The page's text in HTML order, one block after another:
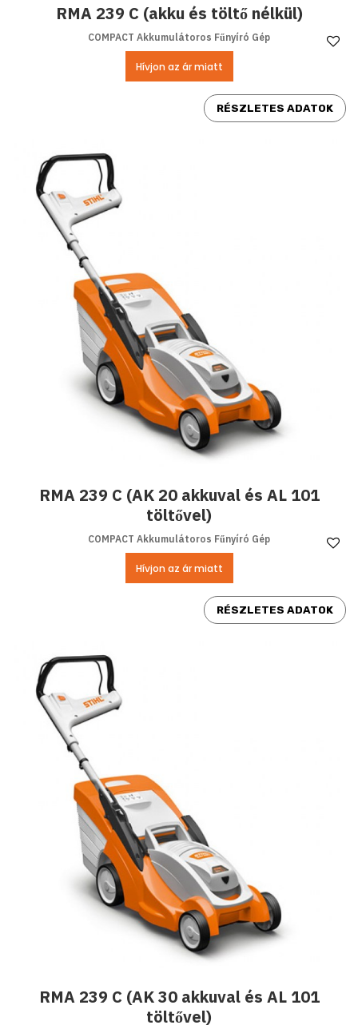
RMA 239 C (akku és töltő nélkül)
COMPACT Akkumulátoros Fűnyíró Gép
Hívjon az ár miatt
RÉSZLETES ADATOK
RMA 239 C (AK 20 akkuval és AL 101
töltővel)
COMPACT Akkumulátoros Fűnyíró Gép
Hívjon az ár miatt
RÉSZLETES ADATOK
RMA 239 C (AK 30 akkuval és AL 101
töltővel)